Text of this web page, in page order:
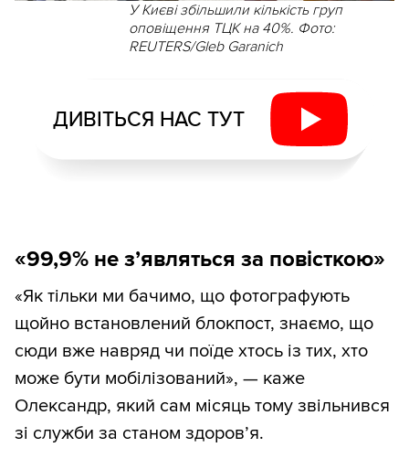
У Києві збільшили кількість груп
оповіщення ТЦК на 40%. Фото:
REUTERS/Gleb Garanich
ДИВІТЬСЯ НАС ТУТ
«99,9% не з’являться за повісткою»
«Як тільки ми бачимо, що фотографують
щойно встановлений блокпост, знаємо, що
сюди вже навряд чи поїде хтось із тих, хто
може бути мобілізований», — каже
Олександр, який сам місяць тому звільнився
зі служби за станом здоров’я.